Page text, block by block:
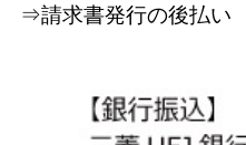
⇒請求書発行の後払い